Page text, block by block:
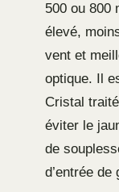
500 ou 800
élevé,
vent et
optique. Il
Cristal
éviter le
de
d’entrée de